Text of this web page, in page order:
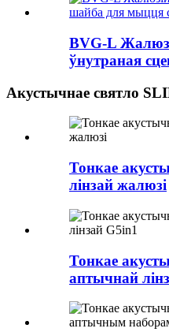
BVG-L
ўнутраная
Акустычнае святло
Тонкае
лінзай жалюзі
Тонкае
аптычнай